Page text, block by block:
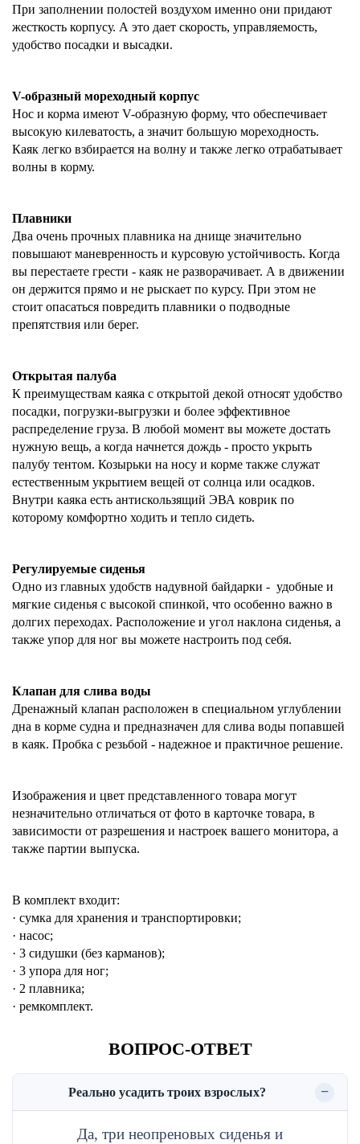
При заполнении полостей воздухом именно они придают
жесткость корпусу. А это дает скорость, управляемость,
удобство посадки и высадки.
V-образный мореходный корпус
Нос и корма имеют V-образную форму, что обеспечивает
высокую килеватость, а значит большую мореходность.
Каяк легко взбирается на волну и также легко отрабатывает
волны в корму.
Плавники
Два очень прочных плавника на днище значительно
повышают маневренность и курсовую устойчивость. Когда
вы перестаете грести - каяк не разворачивает. А в движении
он держится прямо и не рыскает по курсу. При этом не
стоит опасаться повредить плавники о подводные
препятствия или берег.
Открытая палуба
К преимуществам каяка с открытой декой относят удобство
посадки, погрузки-выгрузки и более эффективное
распределение груза. В любой момент вы можете достать
нужную вещь, а когда начнется дождь - просто укрыть
палубу тентом. Козырьки на носу и корме также служат
естественным укрытием вещей от солнца или осадков.
Внутри каяка есть антискользящий ЭВА коврик по
которому комфортно ходить и тепло сидеть.
Регулируемые сиденья
Одно из главных удобств надувной байдарки - удобные и
мягкие сиденья с высокой спинкой, что особенно важно в
долгих переходах. Расположение и угол наклона сиденья, а
также упор для ног вы можете настроить под себя.
Клапан для слива воды
Дренажный клапан расположен в специальном углублении
дна в корме судна и предназначен для слива воды попавшей
в каяк. Пробка с резьбой - надежное и практичное решение.
Изображения и цвет представленного товара могут
незначительно отличаться от фото в карточке товара, в
зависимости от разрешения и настроек вашего монитора, а
также партии выпуска.
В комплект входит:
· сумка для хранения и транспортировки;
· насос;
· 3 сидушки (без карманов);
· 3 упора для ног;
· 2 плавника;
· ремкомплект.
ВОПРОС-ОТВЕТ
Реально усадить троих взрослых?
Да, три неопреновых сиденья и